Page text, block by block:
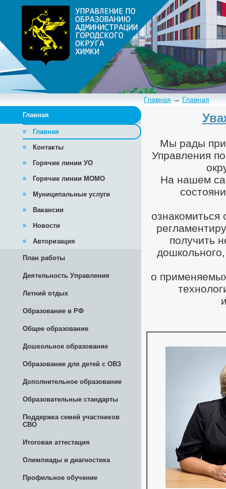
Главная → Главная
Главная
Главная
Контакты
Горячие линии УО
Горячие линии МОМО
Муниципальные услуги
Вакансии
Новости
Авторизация
План работы
Деятельность Управления
Летний отдых
Образование в РФ
Общее образование
Дошкольное образование
Образование для детей с ОВЗ
Дополнительное образование
Образовательные стандарты
Поддержка семей участников
СВО
Итоговая аттестация
Олимпиады и диагностика
Профильное обучение